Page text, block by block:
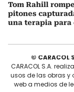
Tom Rahill
pitones
una terapia para
©
CARACOL S.A.
usos de las obras y
web a medios de